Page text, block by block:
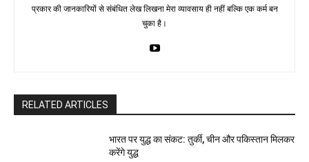
प्रकार की जानकारियों से संबंधित लेख लिखना मेरा व्यावसाय ही नहीं बल्कि एक कर्म बन
चुका है।
RELATED ARTICLES
भारत पर युद्ध का संकट: तुर्की, चीन और पकिस्तान मिलकर
करेंगे युद्ध